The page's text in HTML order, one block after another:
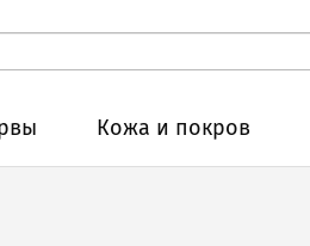
Кожа и покров